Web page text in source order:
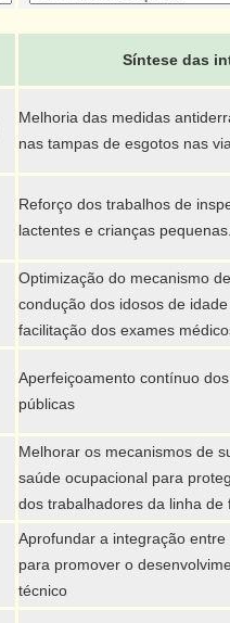
Síntese das
Melhoria das medidas
nas tampas de esgotos nas
Reforço dos trabalhos de
lactentes e crianças
Optimização do mecanismo
condução dos idosos de
facilitação dos exames
Aperfeiçoamento contínuo
públicas
Melhorar os mecanismos de
saúde ocupacional para
dos trabalhadores da linha de
Aprofundar a integração
para promover o
técnico